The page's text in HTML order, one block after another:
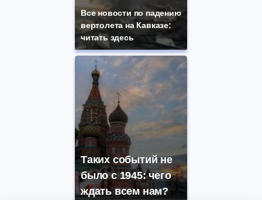
Все новости по падению
вертолета на Кавказе:
читать здесь
Таких событий не
было с 1945: чего
ждать всем нам?